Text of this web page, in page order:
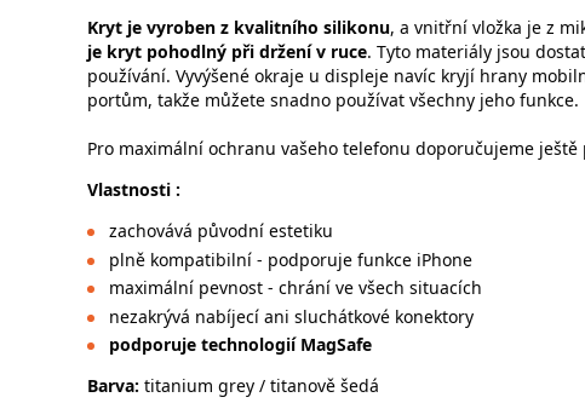
Kryt je vyroben z kvalitního silikonu, a vnitřní vložka je z
je kryt pohodlný při držení v ruce. Tyto materiály jsou
používání. Vyvýšené okraje u displeje navíc kryjí hrany
portům, takže můžete snadno používat všechny jeho funkce.
Pro maximální ochranu vašeho telefonu doporučujeme
Vlastnosti :
zachovává původní estetiku
plně kompatibilní - podporuje funkce iPhone
maximální pevnost - chrání ve všech situacích
nezakrývá nabíjecí ani sluchátkové konektory
podporuje technologií MagSafe
Barva: titanium grey / titanově šedá